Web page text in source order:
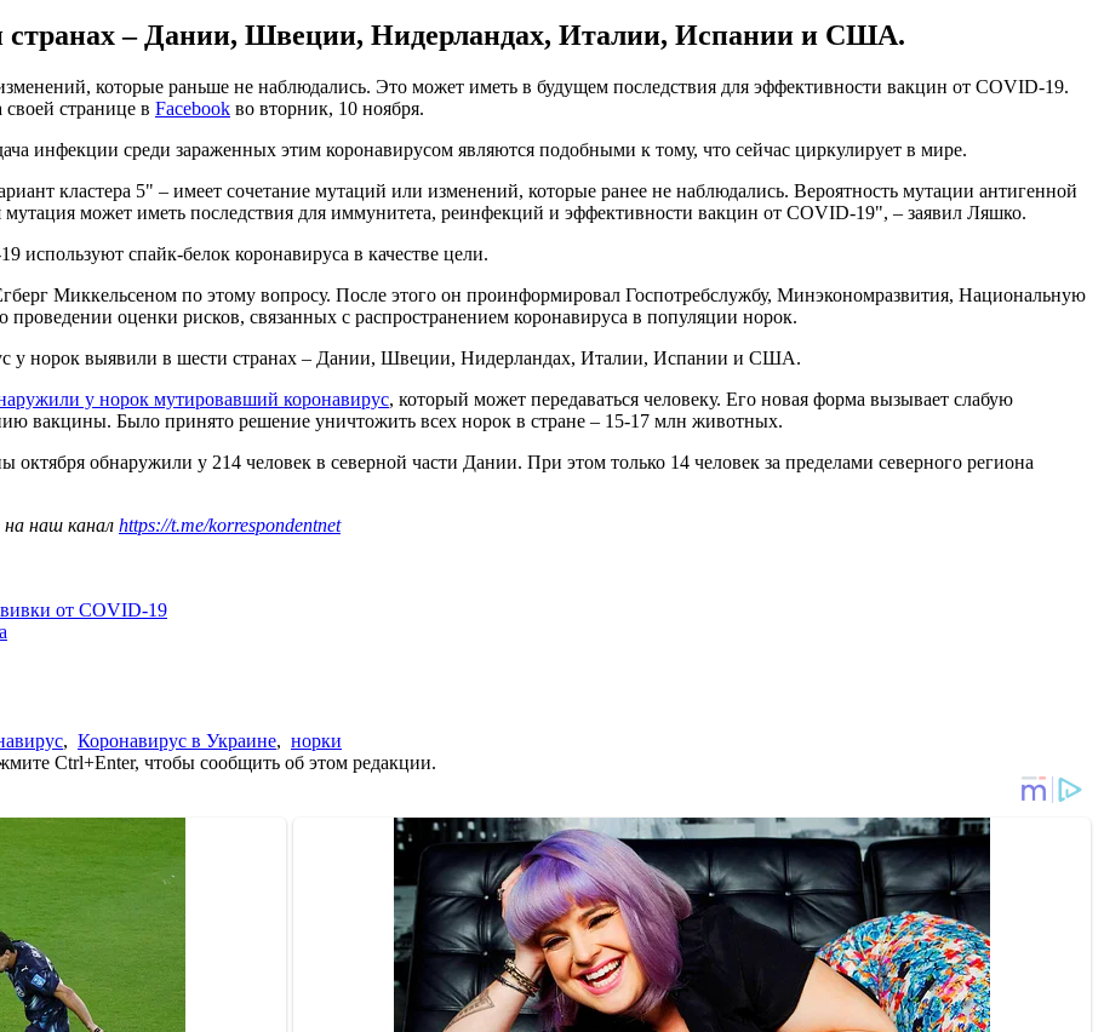
странах – Дании, Швеции, Нидерландах, Италии, Испании и США.
которые раньше не наблюдались. Это может иметь в будущем последствия для эффективности вакцин от COVID-19.
странице в Facebook во вторник, 10 ноября.
инфекции среди зараженных этим коронавирусом являются подобными к тому, что сейчас циркулирует в мире.
кластера 5" – имеет сочетание мутаций или изменений, которые ранее не наблюдались. Вероятность мутации антигенной
может иметь последствия для иммунитета, реинфекций и эффективности вакцин от COVID-19", – заявил Ляшко.
спайк-белок коронавируса в качестве цели.
Миккельсеном по этому вопросу. После этого он проинформировал Госпотребслужбу, Минэкономразвития, Национальную
оценки рисков, связанных с распространением коронавируса в популяции норок.
у норок выявили в шести странах – Дании, Швеции, Нидерландах, Италии, Испании и США.
у норок мутировавший коронавирус, который может передаваться человеку. Его новая форма вызывает слабую
вакцины. Было принято решение уничтожить всех норок в стране – 15-17 млн животных.
обнаружили у 214 человек в северной части Дании. При этом только 14 человек за пределами северного региона
наш канал https://t.me/korrespondentnet
от COVID-19
, Коронавирус в Украине, норки
Ctrl+Enter, чтобы сообщить об этом редакции.